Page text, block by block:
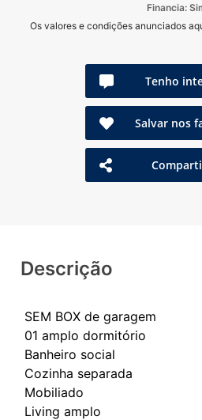
Financia:
Os valores e condições anunciados
Tenho
Salvar nos
Descrição
SEM BOX de garagem
01 amplo dormitório
Banheiro social
Cozinha separada
Mobiliado
Living amplo